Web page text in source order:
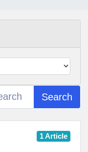
Search
1 Article